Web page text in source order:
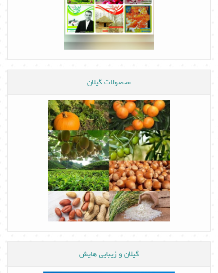
محصولات گیلان
گیلان و زیبایی هایش